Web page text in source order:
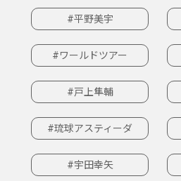
#平野美宇
#ワールドツアー
#戸上隼輔
#琉球アスティーダ
#宇田幸矢